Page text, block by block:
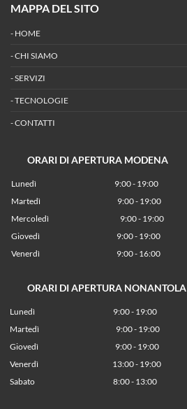
MAPPA DEL SITO
- HOME
-CHI SIAMO
-SERVIZI
-TECNOLOGIE
-CONTATTI
ORARI DI APERTURA MODENA
Lunedì 9:00 - 19:00
Martedì 9:00 - 19:00
Mercoledì 9:00 - 19:00
Giovedì 9:00 - 19:00
Venerdì 9:00 - 16:00
ORARI DI APERTURA NONANTOLA
Lunedì 9:00 - 19:00
Martedì 9:00 - 19:00
Giovedì 9:00 - 19:00
Venerdì 13:00 - 19:00
Sabato 8:00 - 13:00